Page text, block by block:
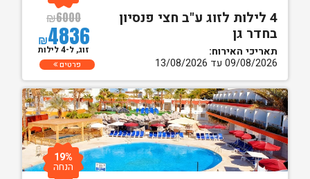
4 לילות לזוג ע"ב חצי פנסיון
בחדר גן
תאריכי האירוח:
09/08/2026 עד 13/08/2026
₪6000
₪4836
זוג, ל-4 לילות
פרטים
19%
הנחה